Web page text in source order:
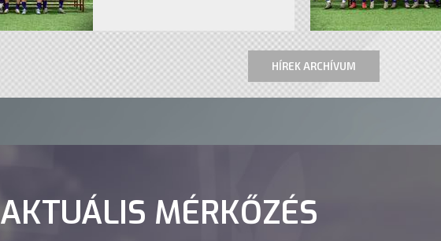
HÍREK ARCHÍVUM
AKTUÁLIS MÉRKŐZÉS